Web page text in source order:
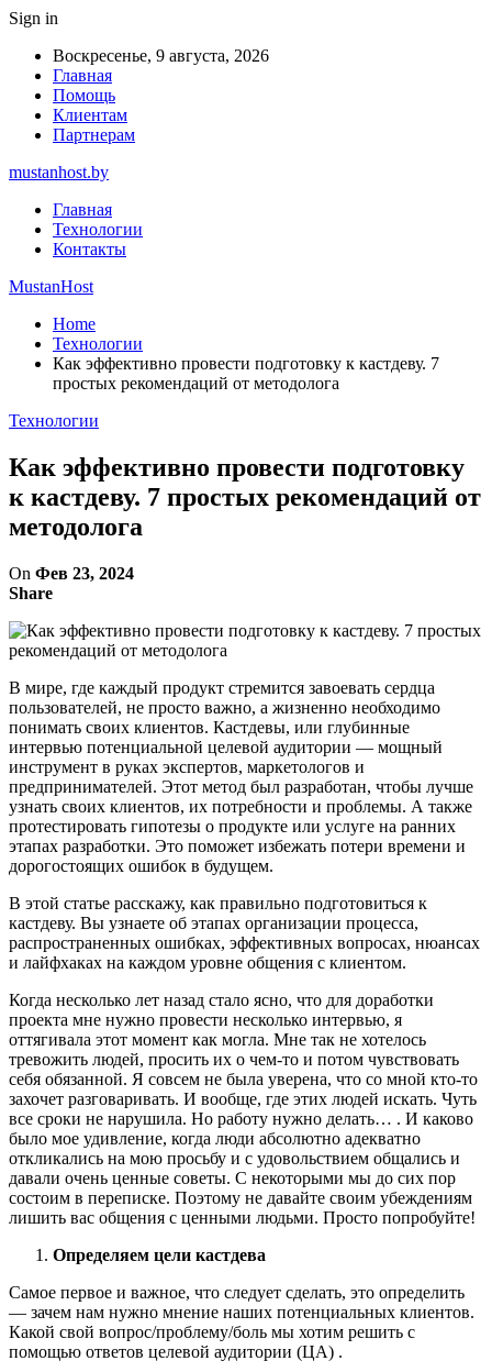
Sign in
Воскресенье, 9 августа, 2026
Главная
Помощь
Клиентам
Партнерам
mustanhost.by
Главная
Технологии
Контакты
MustanHost
Home
Технологии
Как эффективно провести подготовку к кастдеву. 7
простых рекомендаций от методолога
Технологии
Как эффективно провести подготовку
к кастдеву. 7 простых рекомендаций от
методолога
On Фев 23, 2024
Share
В мире, где каждый продукт стремится завоевать сердца
пользователей, не просто важно, а жизненно необходимо
понимать своих клиентов. Кастдевы, или глубинные
интервью потенциальной целевой аудитории — мощный
инструмент в руках экспертов, маркетологов и
предпринимателей. Этот метод был разработан, чтобы лучше
узнать своих клиентов, их потребности и проблемы. А также
протестировать гипотезы о продукте или услуге на ранних
этапах разработки. Это поможет избежать потери времени и
дорогостоящих ошибок в будущем.
В этой статье расскажу, как правильно подготовиться к
кастдеву. Вы узнаете об этапах организации процесса,
распространенных ошибках, эффективных вопросах, нюансах
и лайфхаках на каждом уровне общения с клиентом.
Когда несколько лет назад стало ясно, что для доработки
проекта мне нужно провести несколько интервью, я
оттягивала этот момент как могла. Мне так не хотелось
тревожить людей, просить их о чем-то и потом чувствовать
себя обязанной. Я совсем не была уверена, что со мной кто-то
захочет разговаривать. И вообще, где этих людей искать. Чуть
все сроки не нарушила. Но работу нужно делать… . И каково
было мое удивление, когда люди абсолютно адекватно
откликались на мою просьбу и с удовольствием общались и
давали очень ценные советы. С некоторыми мы до сих пор
состоим в переписке. Поэтому не давайте своим убеждениям
лишить вас общения с ценными людьми. Просто попробуйте!
Определяем цели кастдева
Самое первое и важное, что следует сделать, это определить
— зачем нам нужно мнение наших потенциальных клиентов.
Какой свой вопрос/проблему/боль мы хотим решить с
помощью ответов целевой аудитории (ЦА) .